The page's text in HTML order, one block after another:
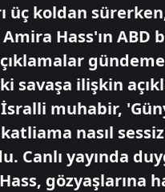
üç koldan
Hass'ın ABD
savaşa ilişkin
muhabir,
nasıl
Canlı yayında
gözyaşlarına